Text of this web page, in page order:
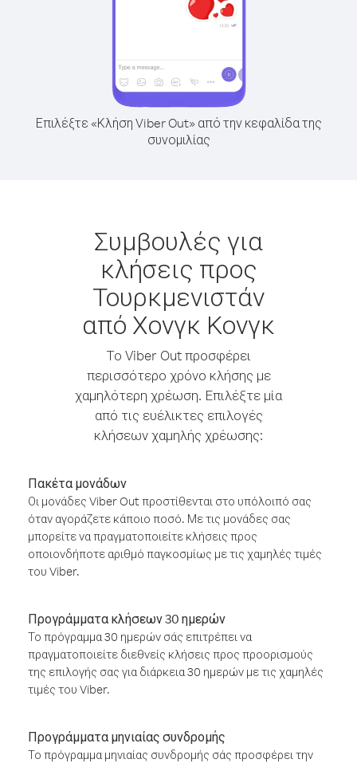
Επιλέξτε «Κλήση Viber Out» από την κεφαλίδα της
συνομιλίας
Συμβουλές για
κλήσεις προς
Τουρκμενιστάν
από Χονγκ Κονγκ
Το Viber Out προσφέρει
περισσότερο χρόνο κλήσης με
χαμηλότερη χρέωση. Επιλέξτε μία
από τις ευέλικτες επιλογές
κλήσεων χαμηλής χρέωσης:
Πακέτα μονάδων
Οι μονάδες Viber Out προστίθενται στο υπόλοιπό σας
όταν αγοράζετε κάποιο ποσό. Με τις μονάδες σας
μπορείτε να πραγματοποιείτε κλήσεις προς
οποιονδήποτε αριθμό παγκοσμίως με τις χαμηλές τιμές
του Viber.
Προγράμματα κλήσεων 30 ημερών
Το πρόγραμμα 30 ημερών σάς επιτρέπει να
πραγματοποιείτε διεθνείς κλήσεις προς προορισμούς
της επιλογής σας για διάρκεια 30 ημερών με τις χαμηλές
τιμές του Viber.
Προγράμματα μηνιαίας συνδρομής
Το πρόγραμμα μηνιαίας συνδρομής σάς προσφέρει την